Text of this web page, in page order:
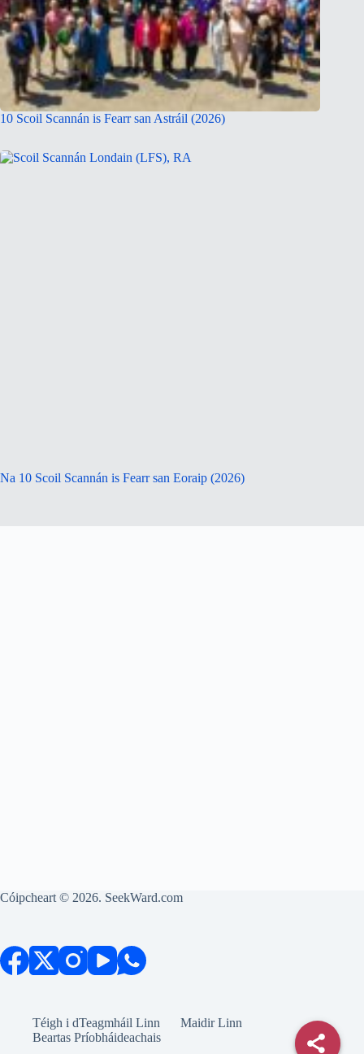
10 Scoil Scannán is Fearr san Astráil (2026)
Na 10 Scoil Scannán is Fearr san Eoraip (2026)
Cóipcheart © 2026. SeekWard.com
Téigh i dTeagmháil Linn
Maidir Linn
Beartas Príobháideachais